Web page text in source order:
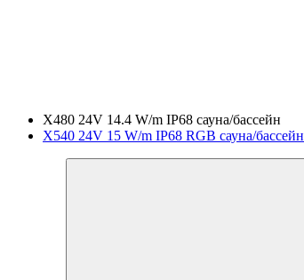
X480 24V 14.4 W/m IP68 сауна/бассейн
X540 24V 15 W/m IP68 RGB сауна/бассейн